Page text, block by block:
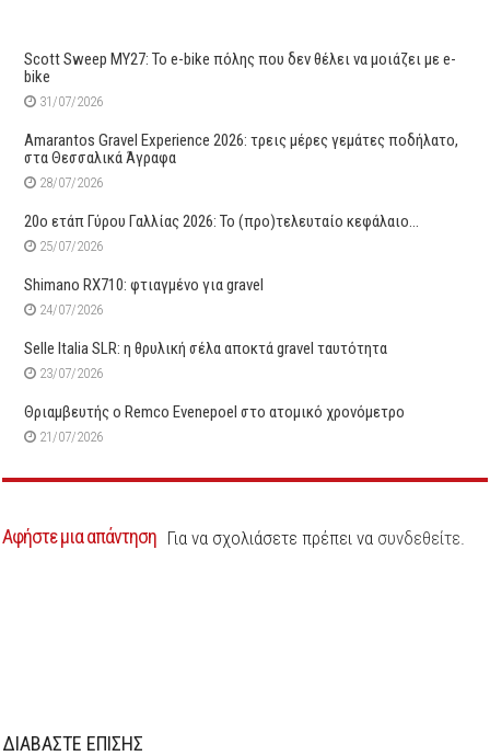
Scott Sweep MY27: Το e-bike πόλης που δεν θέλει να μοιάζει με e-
bike
31/07/2026
Amarantos Gravel Experience 2026: τρεις μέρες γεμάτες ποδήλατο,
στα Θεσσαλικά Άγραφα
28/07/2026
20ο ετάπ Γύρου Γαλλίας 2026: Το (προ)τελευταίο κεφάλαιο…
25/07/2026
Shimano RX710: φτιαγμένο για gravel
24/07/2026
Selle Italia SLR: η θρυλική σέλα αποκτά gravel ταυτότητα
23/07/2026
Θριαμβευτής ο Remco Evenepoel στο ατομικό χρονόμετρο
21/07/2026
Αφήστε μια απάντηση Για να σχολιάσετε πρέπει να συνδεθείτε
ΔΙΑΒΑΣΤΕ ΕΠΙΣΗΣ